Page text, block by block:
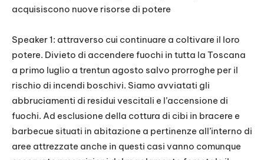
acquisiscono nuove risorse di potere
Speaker 1: attraverso cui continuare a coltivare il loro
potere. Divieto di accendere fuochi in tutta la Toscana
a primo luglio a trentun agosto salvo prorroghe per il
rischio di incendi boschivi. Siamo avviatati gli
abbruciamenti di residui vescitali e l’accensione di
fuochi. Ad esclusione della cottura di cibi in bracere e
barbecue situati in abitazione a pertinenze all’interno di
aree attrezzate anche in questi casi vanno comunque